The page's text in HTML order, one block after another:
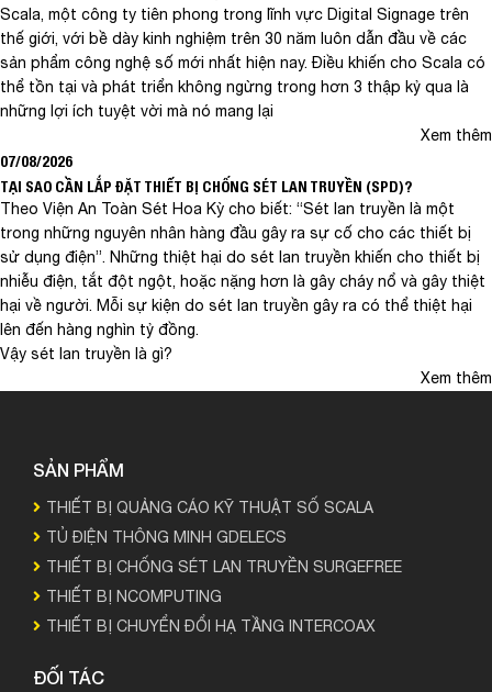
Scala, một công ty tiên phong trong lĩnh vực Digital Signage trên
thế giới, với bề dày kinh nghiệm trên 30 năm luôn dẫn đầu về các
sản phẩm công nghệ số mới nhất hiện nay. Điều khiến cho Scala có
thể tồn tại và phát triển không ngừng trong hơn 3 thập kỷ qua là
những lợi ích tuyệt vời mà nó mang lại
Xem thêm
07/08/2026
TẠI SAO CẦN LẮP ĐẶT THIẾT BỊ CHỐNG SÉT LAN TRUYỀN (SPD)?
Theo Viện An Toàn Sét Hoa Kỳ cho biết: “Sét lan truyền là một
trong những nguyên nhân hàng đầu gây ra sự cố cho các thiết bị
sử dụng điện”. Những thiệt hại do sét lan truyền khiến cho thiết bị
nhiễu điện, tắt đột ngột, hoặc nặng hơn là gây cháy nổ và gây thiệt
hại về người. Mỗi sự kiện do sét lan truyền gây ra có thể thiệt hại
lên đến hàng nghìn tỷ đồng.
Vậy sét lan truyền là gì?
Xem thêm
SẢN PHẨM
THIẾT BỊ QUẢNG CÁO KỸ THUẬT SỐ SCALA
TỦ ĐIỆN THÔNG MINH GDELECS
THIẾT BỊ CHỐNG SÉT LAN TRUYỀN SURGEFREE
THIẾT BỊ NCOMPUTING
THIẾT BỊ CHUYỂN ĐỔI HẠ TẦNG INTERCOAX
ĐỐI TÁC